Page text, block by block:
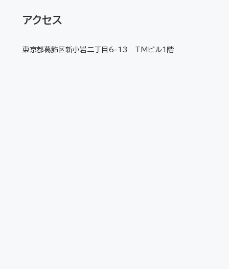
アクセス
東京都葛飾区新小岩二丁目6-13 TMビル1階